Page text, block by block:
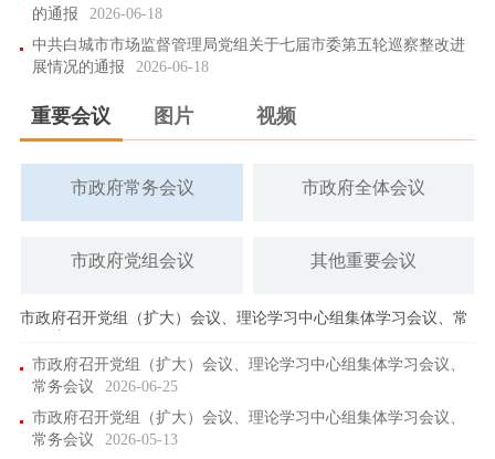
的通报
2026-06-18
中共白城市市场监督管理局党组关于七届市委第五轮巡察整改进
展情况的通报
2026-06-18
重要会议 图片 视频
市政府常务会议 市政府全体会议
市政府党组会议 其他重要会议
市政府召开党组（扩大）会议、理论学习中心组集体学习会议、常
市政府召开党组（扩大）会议、理论学习中心组集体学习会议、
常务会议
2026-06-25
市政府召开党组（扩大）会议、理论学习中心组集体学习会议、
常务会议
2026-05-13